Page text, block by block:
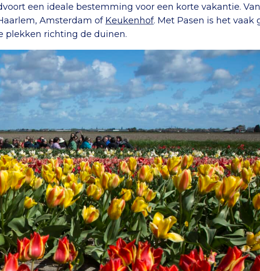
een ideale bestemming voor een korte vakantie.
Amsterdam of Keukenhof. Met Pasen is het vaak
plekken richting de duinen.